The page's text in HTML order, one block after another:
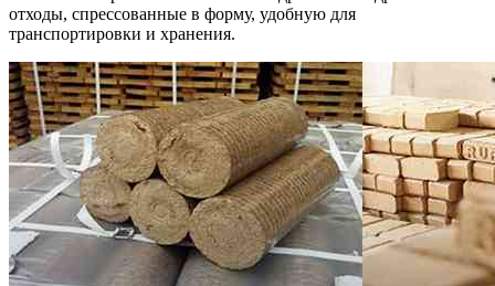
отходы, спрессованные в форму, удобную для
транспортировки и хранения.